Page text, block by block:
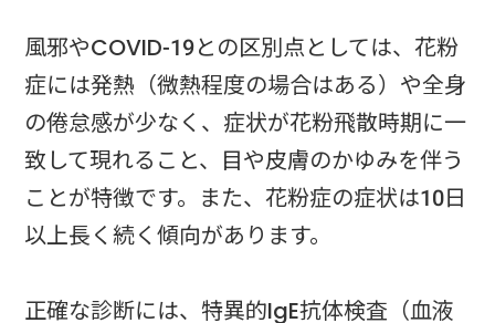
風邪やCOVID-19との区別点としては、花粉
症には発熱（微熱程度の場合はある）や全身
の倦怠感が少なく、症状が花粉飛散時期に一
致して現れること、目や皮膚のかゆみを伴う
ことが特徴です。また、花粉症の症状は10日
以上長く続く傾向があります。
正確な診断には、特異的IgE抗体検査（血液